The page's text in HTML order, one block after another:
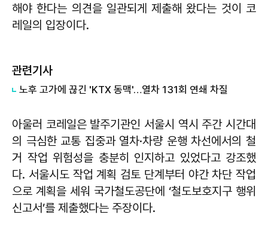
해야 한다는 의견을 일관되게 제출해 왔다는 것이 코
레일의 입장이다.
관련기사
노후 고가에 끊긴 'KTX 동맥'…열차 131회 연쇄 차질
아울러 코레일은 발주기관인 서울시 역시 주간 시간대
의 극심한 교통 집중과 열차·차량 운행 차선에서의 철
거 작업 위험성을 충분히 인지하고 있었다고 강조했
다. 서울시도 작업 계획 검토 단계부터 야간 차단 작업
으로 계획을 세워 국가철도공단에 ‘철도보호지구 행위
신고서’를 제출했다는 주장이다.